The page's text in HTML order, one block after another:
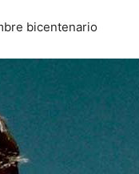
bicentenario